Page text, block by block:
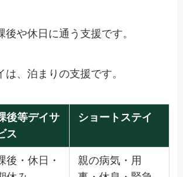
後や休日に通う支援です。
は、泊まりの支援です。
後等デイサ
ス
ショートステイ
後・休日・
親の病気・用